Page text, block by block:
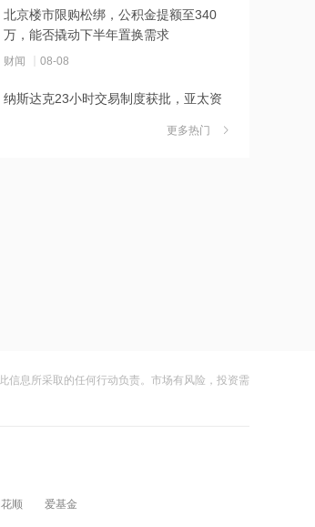
税务总局：对境外保险收益征税并非新
政策
万联证券拿下长安基金控股权
变数，百度视觉搜索已写入新系统
12:41
北京楼市限购松绑，公积金提额至340
万，能否撬动下半年置换需求
财闻 08-08
纳斯达克23小时交易制度获批，亚太资
更多热门
信息所采取的任何行动负责。市场有风险，投资需
花顺 爱基金